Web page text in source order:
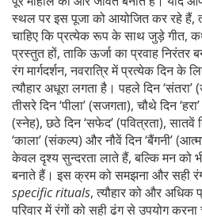
स्थल पर इस पूजा को आयोजित कर रहे हैं,
चाहिए कि प्रत्येक रूप के साथ जुड़े गीत,
प्रस्तुत हों, ताकि ऊर्जा का प्रवाह निरंतर
रंग मार्गदर्शन,नवरात्रि में प्रत्येक दिन के
त्यौहार अधूरा लगता है। पहले दिन ‘संतरा’
तीसरे दिन ‘पीला’ (सजगता), चौथे दिन
(स्नेह), छठे दिन ‘सफेद’ (पवित्रता), सातवें
‘काला’ (संकल्प) और नौवें दिन ‘बैंगनी’
केवल दृश्य सुन्दरता लाते हैं, बल्कि मन को
बनाते हैं। इस क्रम को समझना और सही
specific rituals, त्यौहार को और अधिक
परिवार में रंगों को सही ढंग से उपयोग